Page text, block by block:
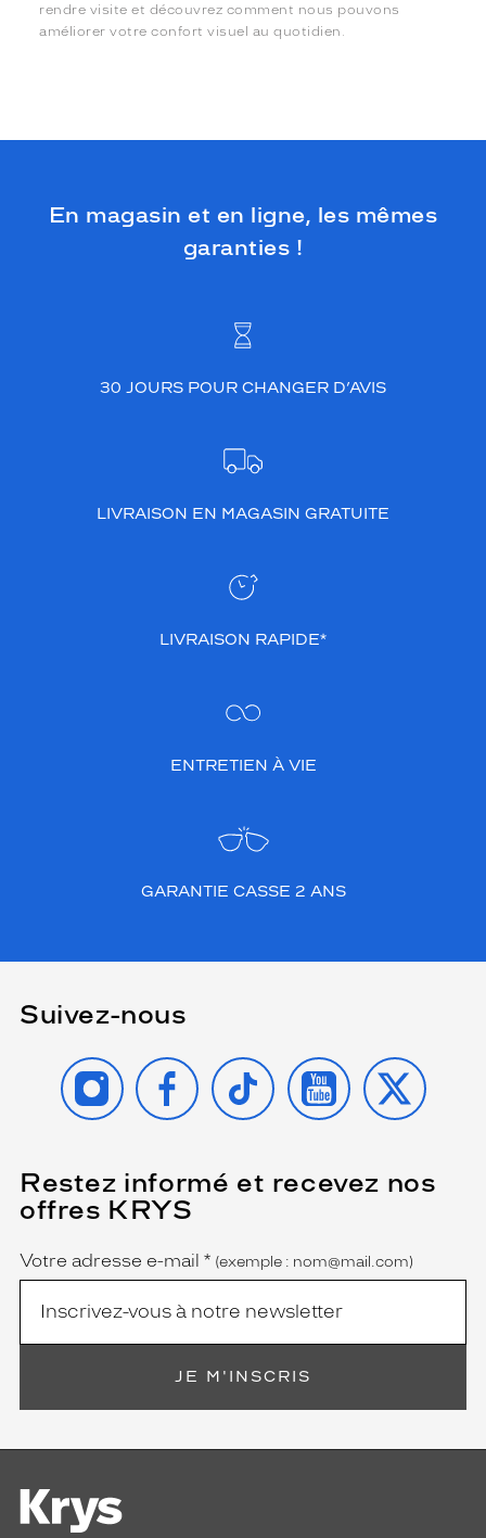
rendre visite et découvrez comment nous pouvons
améliorer votre confort visuel au quotidien.
En magasin et en ligne, les mêmes
garanties !
30 JOURS POUR CHANGER D’AVIS
LIVRAISON EN MAGASIN GRATUITE
LIVRAISON RAPIDE*
ENTRETIEN À VIE
GARANTIE CASSE 2 ANS
Suivez-nous
INSTAGRAMFACEBOOK
TIKTOK YOUTUBE
X
Restez informé et recevez nos
offres KRYS
Name
Votre adresse e-mail *
(Ce
champ
est
obligatoire)
(exemple : nom@mail.com)
JE M'INSCRIS